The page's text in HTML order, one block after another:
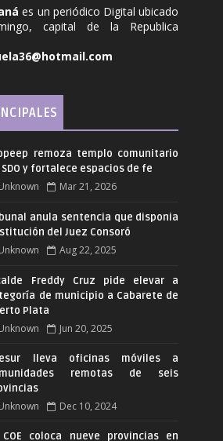
es un periódico Digital ubicado
capital de la Republica
remoza templo comunitario
SDO y fortalece espacios de fe
Mar 21, 2026
anula sentencia que disponia
del Juez Consoró
Aug 22, 2025
Freddy Cruz pide elevar a
de municipio a Cabarete de
Plata
Jun 20, 2025
lleva oficinas móviles a
remotas de seis
Dec 10, 2024
coloca nueve provincias en